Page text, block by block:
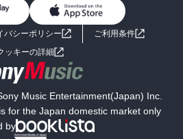
男子向けラノベ
小説
海外小説
SF
お問い合わせ
バシーポリシー
ご利用条件
ッキーの詳細
Music Entertainment(Japan) Inc.
for the Japan domestic market only
by